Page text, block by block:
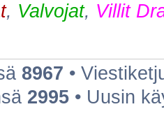
, Valvojat, Villit
8967 •
2995 • Uusin